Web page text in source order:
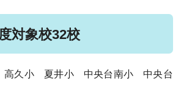
対象校32校
久小 夏井小 中央台南小 中央台